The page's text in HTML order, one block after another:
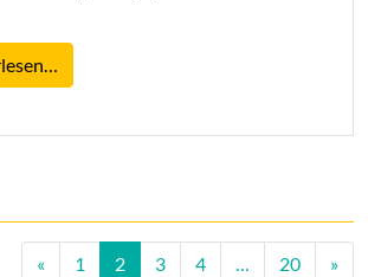
Beitrags-Navigation
« 1 2 3 4 20 »